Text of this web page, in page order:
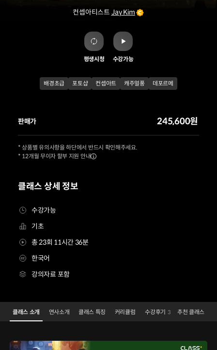
컨셉아티스트 Jay Kim
평생시청 수강가능
배경초급 포토샵 컨셉아트 캐주얼풍 데포르메
클래스 상세 정보
수강가능
기초
총 23회 11시간 36분
한국어
강의자료 포함
판매가 245,600원
* 상품별 유의사항을 하단에서 반드시 확인해주세요.
* 12개월 무이자 할부 지원 안내
컨셉아티스트 Jay Kim Details
Configuration Information Shortcuts
클래스 소개 연사소개 클래스 특징 커리큘럼 수강후기 3 추천 클래스